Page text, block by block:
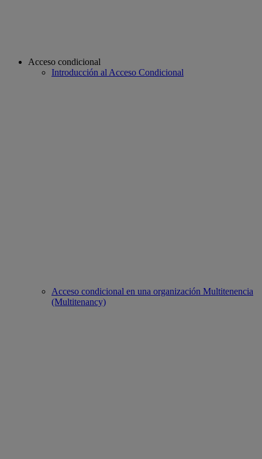
Acceso condicional
Introducción al Acceso Condicional
Acceso condicional en una organización Multitenencia
(Multitenancy)